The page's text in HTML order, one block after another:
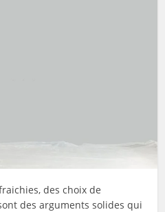
des choix de
des arguments solides qui